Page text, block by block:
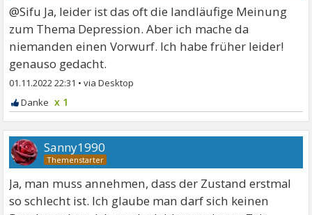
@Sifu Ja, leider ist das oft die landläufige Meinung
zum Thema Depression. Aber ich mache da
niemanden einen Vorwurf. Ich habe früher leider!
genauso gedacht.
01.11.2022 22:31 •
x 1
Sanny1990
Ja, man muss annehmen, dass der Zustand erstmal
so schlecht ist. Ich glaube man darf sich keinen